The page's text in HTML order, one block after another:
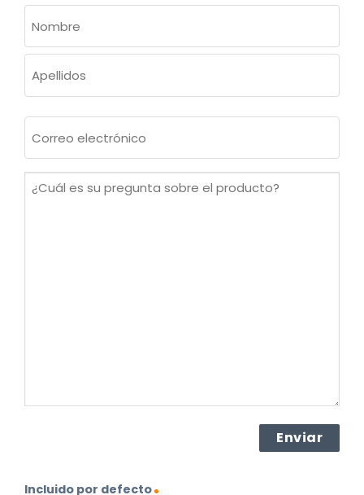
(OBLIGATORIO)
Nombre
electrónico
¿Cuál
Incluido por defecto